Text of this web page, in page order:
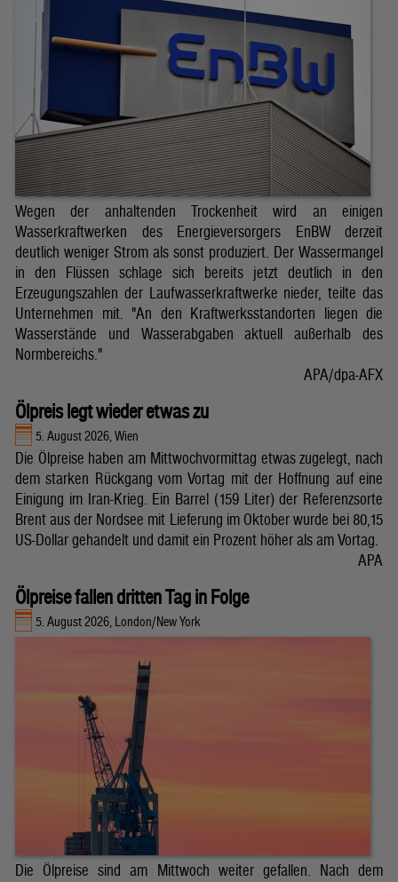
Wegen der anhaltenden Trockenheit wird an einigen
Wasserkraftwerken des Energieversorgers EnBW derzeit
deutlich weniger Strom als sonst produziert. Der Wassermangel
in den Flüssen schlage sich bereits jetzt deutlich in den
Erzeugungszahlen der Laufwasserkraftwerke nieder, teilte das
Unternehmen mit. "An den Kraftwerksstandorten liegen die
Wasserstände und Wasserabgaben aktuell außerhalb des
Normbereichs."
APA/dpa-AFX
Ölpreis legt wieder etwas zu
5. August 2026, Wien
Die Ölpreise haben am Mittwochvormittag etwas zugelegt, nach
dem starken Rückgang vom Vortag mit der Hoffnung auf eine
Einigung im Iran-Krieg. Ein Barrel (159 Liter) der Referenzsorte
Brent aus der Nordsee mit Lieferung im Oktober wurde bei 80,15
US-Dollar gehandelt und damit ein Prozent höher als am Vortag.
APA
Ölpreise fallen dritten Tag in Folge
5. August 2026, London/New York
Die Ölpreise sind am Mittwoch weiter gefallen. Nach dem